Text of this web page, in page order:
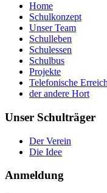
Home
Schulkonzept
Unser Team
Schulleben
Schulessen
Schulbus
Projekte
Telefonische
der andere Hort
Unser Schulträger
Der Verein
Die Idee
Anmeldung